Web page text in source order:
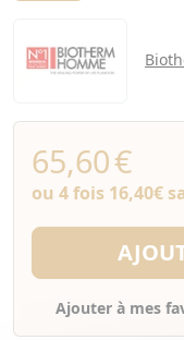
65,60€
ou 4 fois 16,40€
Ajouter à mes